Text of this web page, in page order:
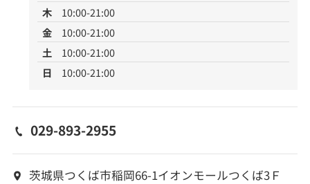
木
10:00-21:00
金
10:00-21:00
土
10:00-21:00
日
10:00-21:00
029-893-2955
茨城県つくば市稲岡66-1イオンモールつくば3Ｆ